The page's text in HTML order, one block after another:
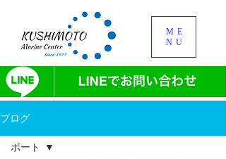
ME
NU
ブログ
ボート